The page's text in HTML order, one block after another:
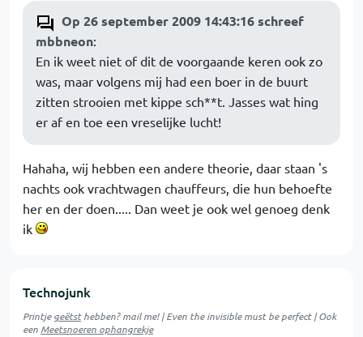
Op 26 september 2009 14:43:16 schreef
mbbneon:
En ik weet niet of dit de voorgaande keren ook zo
was, maar volgens mij had een boer in de buurt
zitten strooien met kippe sch**t. Jasses wat hing
er af en toe een vreselijke lucht!
Hahaha, wij hebben een andere theorie, daar staan 's
nachts ook vrachtwagen chauffeurs, die hun behoefte
her en der doen..... Dan weet je ook wel genoeg denk
ik
Technojunk
Printjegeëtsthebben? mail me! | Even the invisible must be perfect | Ook
een Meetsnoeren ophangrekje